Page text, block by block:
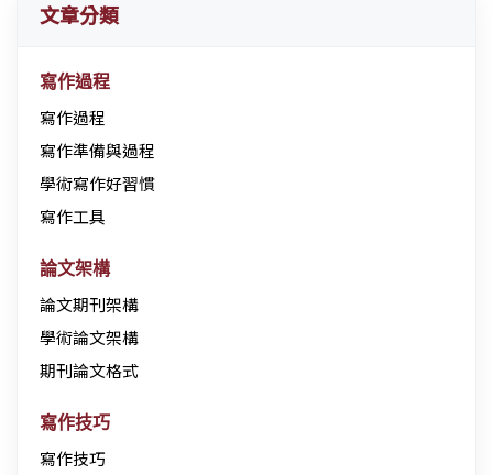
文章分類
寫作過程
寫作過程
寫作準備與過程
學術寫作好習慣
寫作工具
論文架構
論文期刊架構
學術論文架構
期刊論文格式
寫作技巧
寫作技巧